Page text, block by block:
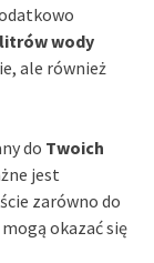
wody
ale również
do Twoich
jest
zarówno do
okazać się